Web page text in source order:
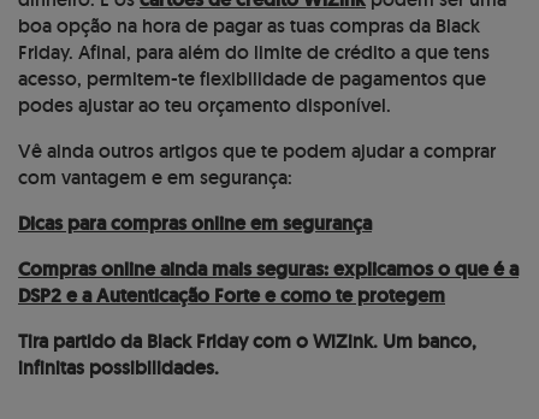
boa opção na hora de pagar as tuas compras da Black
Friday. Afinal, para além do limite de crédito a que tens
acesso, permitem-te flexibilidade de pagamentos que
podes ajustar ao teu orçamento disponível.
Vê ainda outros artigos que te podem ajudar a comprar
com vantagem e em segurança:
Dicas para compras online em segurança
Compras online ainda mais seguras: explicamos o que é a
DSP2 e a Autenticação Forte e como te protegem
Tira partido da Black Friday com o WiZink. Um banco,
infinitas possibilidades.